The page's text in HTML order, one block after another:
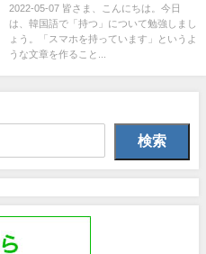
2022-05-07 皆さま、こんにちは。今日
は、韓国語で「持つ」について勉強しまし
ょう。「スマホを持っています」というよ
うな文章を作ること...
検索